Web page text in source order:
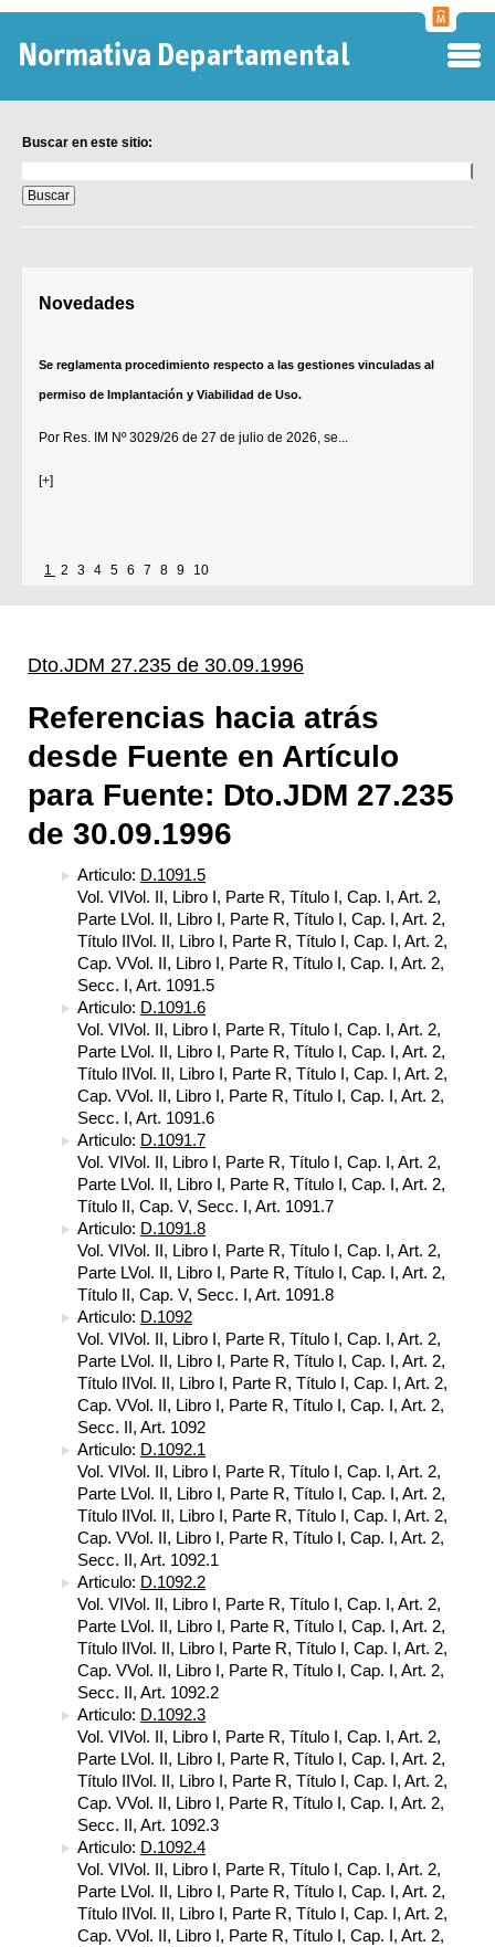
Buscar en este sitio:
en
este
sitio:
Novedades
Se reglamenta procedimiento respecto a las gestiones vinculadas al
permiso de Implantación y Viabilidad de Uso.
Por Res. IM Nº 3029/26 de 27 de julio de 2026, se...
[+]
1 2 3 4 5 6 7 8 9 10
Dto.JDM 27.235 de 30.09.1996
Referencias hacia atrás
desde Fuente en Artículo
para Fuente: Dto.JDM 27.235
de 30.09.1996
Articulo: D.1091.5
Vol. VIVol. II, Libro I, Parte R, Título I, Cap. I, Art. 2,
Parte LVol. II, Libro I, Parte R, Título I, Cap. I, Art. 2,
Título IIVol. II, Libro I, Parte R, Título I, Cap. I, Art. 2,
Cap. VVol. II, Libro I, Parte R, Título I, Cap. I, Art. 2,
Secc. I, Art. 1091.5
Articulo: D.1091.6
Vol. VIVol. II, Libro I, Parte R, Título I, Cap. I, Art. 2,
Parte LVol. II, Libro I, Parte R, Título I, Cap. I, Art. 2,
Título IIVol. II, Libro I, Parte R, Título I, Cap. I, Art. 2,
Cap. VVol. II, Libro I, Parte R, Título I, Cap. I, Art. 2,
Secc. I, Art. 1091.6
Articulo: D.1091.7
Vol. VIVol. II, Libro I, Parte R, Título I, Cap. I, Art. 2,
Parte LVol. II, Libro I, Parte R, Título I, Cap. I, Art. 2,
Título II, Cap. V, Secc. I, Art. 1091.7
Articulo: D.1091.8
Vol. VIVol. II, Libro I, Parte R, Título I, Cap. I, Art. 2,
Parte LVol. II, Libro I, Parte R, Título I, Cap. I, Art. 2,
Título II, Cap. V, Secc. I, Art. 1091.8
Articulo: D.1092
Vol. VIVol. II, Libro I, Parte R, Título I, Cap. I, Art. 2,
Parte LVol. II, Libro I, Parte R, Título I, Cap. I, Art. 2,
Título IIVol. II, Libro I, Parte R, Título I, Cap. I, Art. 2,
Cap. VVol. II, Libro I, Parte R, Título I, Cap. I, Art. 2,
Secc. II, Art. 1092
Articulo: D.1092.1
Vol. VIVol. II, Libro I, Parte R, Título I, Cap. I, Art. 2,
Parte LVol. II, Libro I, Parte R, Título I, Cap. I, Art. 2,
Título IIVol. II, Libro I, Parte R, Título I, Cap. I, Art. 2,
Cap. VVol. II, Libro I, Parte R, Título I, Cap. I, Art. 2,
Secc. II, Art. 1092.1
Articulo: D.1092.2
Vol. VIVol. II, Libro I, Parte R, Título I, Cap. I, Art. 2,
Parte LVol. II, Libro I, Parte R, Título I, Cap. I, Art. 2,
Título IIVol. II, Libro I, Parte R, Título I, Cap. I, Art. 2,
Cap. VVol. II, Libro I, Parte R, Título I, Cap. I, Art. 2,
Secc. II, Art. 1092.2
Articulo: D.1092.3
Vol. VIVol. II, Libro I, Parte R, Título I, Cap. I, Art. 2,
Parte LVol. II, Libro I, Parte R, Título I, Cap. I, Art. 2,
Título IIVol. II, Libro I, Parte R, Título I, Cap. I, Art. 2,
Cap. VVol. II, Libro I, Parte R, Título I, Cap. I, Art. 2,
Secc. II, Art. 1092.3
Articulo: D.1092.4
Vol. VIVol. II, Libro I, Parte R, Título I, Cap. I, Art. 2,
Parte LVol. II, Libro I, Parte R, Título I, Cap. I, Art. 2,
Título IIVol. II, Libro I, Parte R, Título I, Cap. I, Art. 2,
Cap. VVol. II, Libro I, Parte R, Título I, Cap. I, Art. 2,